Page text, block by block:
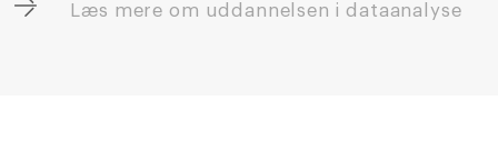
Læs mere om uddannelsen i dataanalyse